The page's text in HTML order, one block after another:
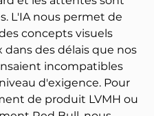
L'IA nous permet de
concepts visuels
dans des délais que nos
incompatibles
d'exigence. Pour
de produit LVMH ou